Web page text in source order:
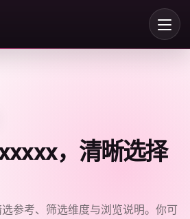
，清晰选择
参考、筛选维度与浏览说明。你可